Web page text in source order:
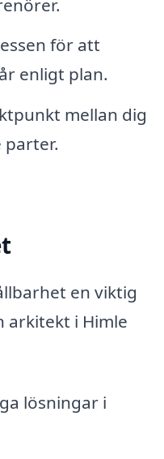
för att
enligt plan.
mellan dig
parter.
en viktig
arkitekt i Himle
lösningar i